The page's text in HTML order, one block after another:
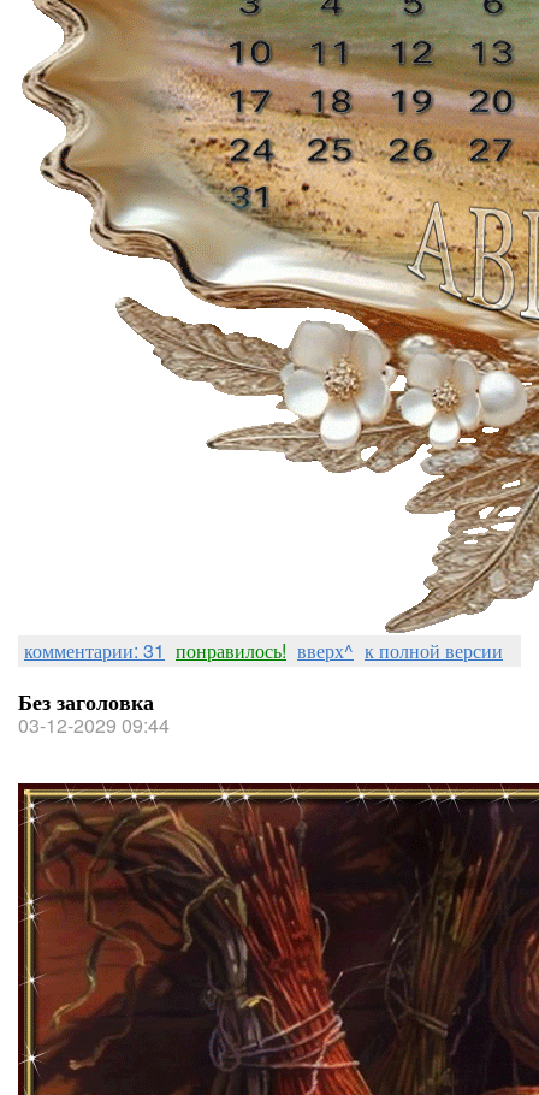
комментарии: 31 понравилось! вверх^ к полной версии
Без заголовка
03-12-2029 09:44